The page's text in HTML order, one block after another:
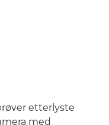
etterlyste
med